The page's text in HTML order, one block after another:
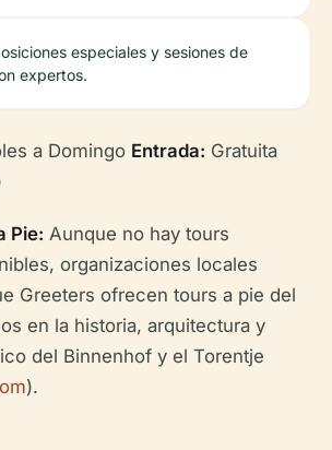
especiales y sesiones de
expertos.
a Domingo Entrada: Gratuita
Pie: Aunque no hay tours
organizaciones locales
Greeters ofrecen tours a pie del
en la historia, arquitectura y
del Binnenhof y el Torentje
).